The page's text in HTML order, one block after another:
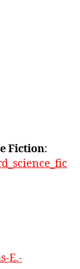
Fiction:
E.-